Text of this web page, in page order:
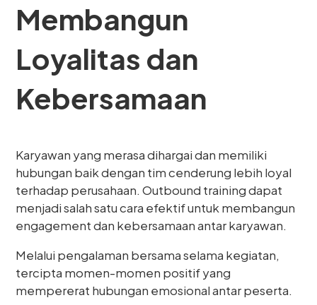
Membangun
Loyalitas dan
Kebersamaan
Karyawan yang merasa dihargai dan memiliki
hubungan baik dengan tim cenderung lebih loyal
terhadap perusahaan. Outbound training dapat
menjadi salah satu cara efektif untuk membangun
engagement dan kebersamaan antar karyawan.
Melalui pengalaman bersama selama kegiatan,
tercipta momen-momen positif yang
mempererat hubungan emosional antar peserta.